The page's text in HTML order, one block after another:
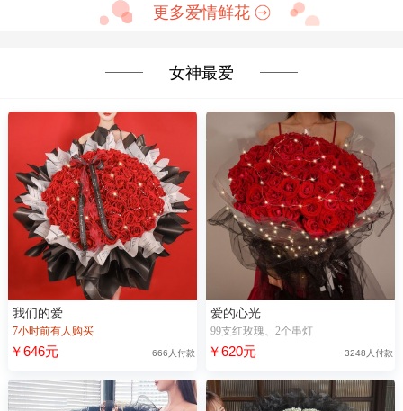
更多爱情鲜花
女神最爱
我们的爱
7小时前有人购买
￥646元 666人付款
爱的心光
99支红玫瑰、2个串灯
￥620元 3248人付款